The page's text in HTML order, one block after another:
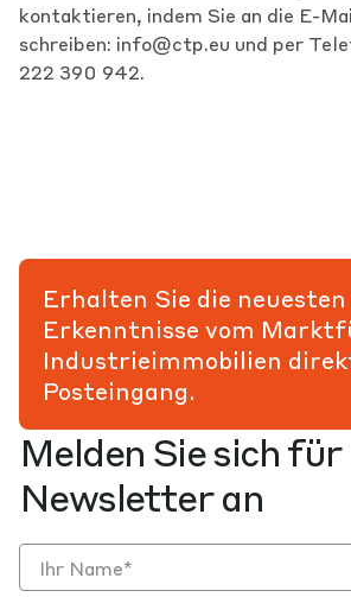
kontaktieren, indem Sie an die E-
schreiben: info@ctp.eu und per
222 390 942.
Melden Sie sich
Newsletter an
Erhalten Sie die neuesten
Erkenntnisse vom
Industrieimmobilien
Posteingang.